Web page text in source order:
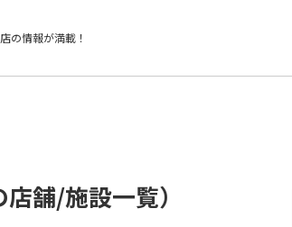
の情報が満載！
舗/施設一覧）